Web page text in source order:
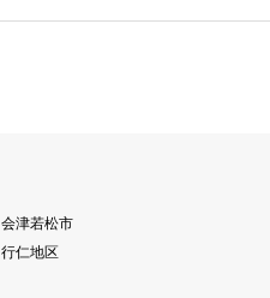
会津若松市
行仁地区